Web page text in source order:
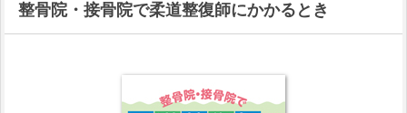
整骨院・接骨院で柔道整復師にかかるとき